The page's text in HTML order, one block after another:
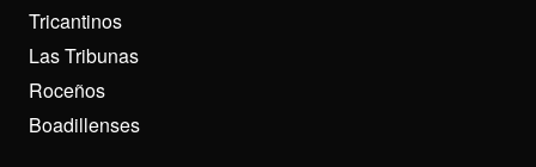
Tricantinos
Las Tribunas
Roceños
Boadillenses